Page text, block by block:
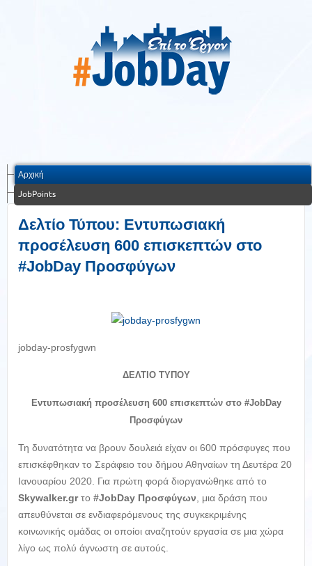
Αρχική
JobPoints
Δελτίο Τύπου: Εντυπωσιακή
προσέλευση 600 επισκεπτών στο
#JobDay Προσφύγων
jobday-prosfygwn
ΔΕΛΤΙΟ ΤΥΠΟΥ
Εντυπωσιακή προσέλευση 600 επισκεπτών στο #JobDay
Προσφύγων
Τη δυνατότητα να βρουν δουλειά είχαν οι 600 πρόσφυγες που
επισκέφθηκαν το Σεράφειο του δήμου Αθηναίων τη Δευτέρα 20
Ιανουαρίου 2020. Για πρώτη φορά διοργανώθηκε από το
Skywalker.grτο #JobDay Προσφύγων, μια δράση που
απευθύνεται σε ενδιαφερόμενους της συγκεκριμένης
κοινωνικής ομάδας οι οποίοι αναζητούν εργασία σε μια χώρα
λίγο ως πολύ άγνωστη σε αυτούς.